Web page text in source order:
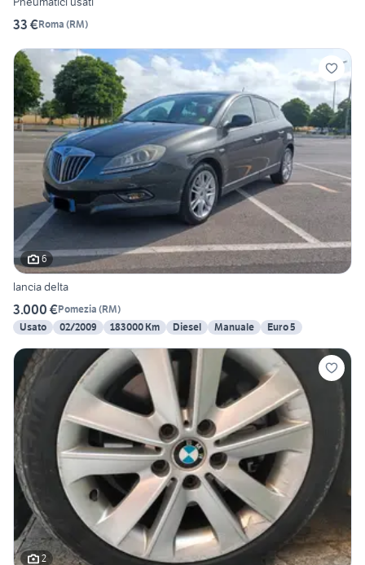
33 €Roma (RM)
6
lancia delta
3.000 €Pomezia (RM)
Usato
02/2009 183000 Km Diesel Manuale Euro 5
2